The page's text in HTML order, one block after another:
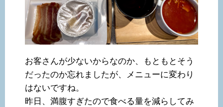
お客さんが少ないからなのか、もともとそう
だったのか忘れましたが、メニューに変わり
はないですね。
昨日、満腹すぎたので食べる量を減らしてみ